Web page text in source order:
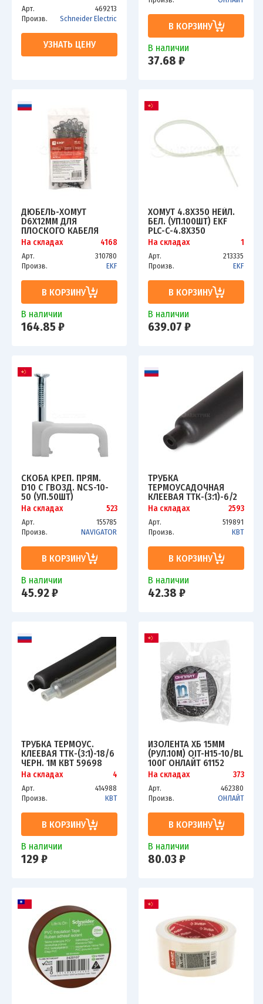
Арт.
469213
Произв.
Schneider Electric
УЗНАТЬ ЦЕНУ
В КОРЗИНУ
В наличии
37.68 ₽
ДЮБЕЛЬ-ХОМУТ
D6Х12ММ ДЛЯ
ПЛОСКОГО КАБЕЛЯ
ПОЛИПРОПИЛЕН ЧЕРН.
(УП.50ШТ) EKF PLC-CD-
6X12B
На складах 4168
Арт.
310780
Произв.
EKF
В КОРЗИНУ
В наличии
164.85 ₽
ХОМУТ 4.8Х350 НЕЙЛ.
БЕЛ. (УП.100ШТ) EKF
PLC-C-4.8X350
На складах 1
Арт.
213335
Произв.
EKF
В КОРЗИНУ
В наличии
639.07 ₽
СКОБА КРЕП. ПРЯМ.
D10 С ГВОЗД. NCS-10-
50 (УП.50ШТ)
NAVIGATOR
4670004710852
На складах 523
Арт.
155785
Произв.
NAVIGATOR
В КОРЗИНУ
В наличии
45.92 ₽
ТРУБКА
ТЕРМОУСАДОЧНАЯ
КЛЕЕВАЯ ТТК-(3:1)-6/2
ЧЕРН. 1М КВТ 59695
На складах 2593
Арт.
519891
Произв.
КВТ
В КОРЗИНУ
В наличии
42.38 ₽
ТРУБКА ТЕРМОУС.
КЛЕЕВАЯ ТТК-(3:1)-18/6
ЧЕРН. 1М КВТ 59698
На складах 4
Арт.
414988
Произв.
КВТ
В КОРЗИНУ
В наличии
129 ₽
ИЗОЛЕНТА ХБ 15ММ
(РУЛ.10М) OIT-H15-10/BL
100Г ОНЛАЙТ 61152
На складах 373
Арт.
462380
Произв.
ОНЛАЙТ
В КОРЗИНУ
В наличии
80.03 ₽